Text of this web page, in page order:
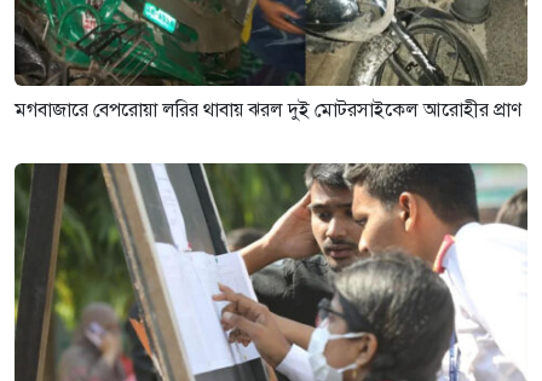
মগবাজারে বেপরোয়া লরির থাবায় ঝরল দুই মোটরসাইকেল আরোহীর প্রাণ